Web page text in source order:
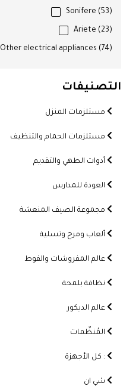
Sonifere (53)
Ariete (23)
Other electrical appliances (74)
التصنيفات
مستلزمات المنزل
مستلزمات الحمام والتنظيف
أدوات الطهي والتقديم
العودة للمدارس
مجموعة الصيف المنعشة
ألعاب ومرح وتسلية
عالم المفروشات والفوط
نظافة بلمحة
عالم الديكور
المُنظّمات
: كل الأجهزة
شي ان